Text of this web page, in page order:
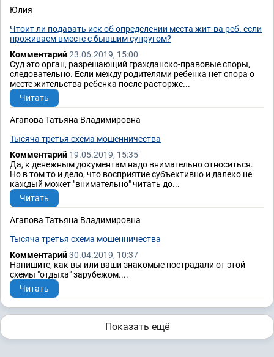
Юлия
Чтоит ли подавать иск об определении места жит-ва реб. если
проживаем вместе с бывшим супругом?
Комментарий23.06.2019, 15:00
Суд это орган, разрешающий гражданско-правовые споры,
следовательно. Если между родителями ребенка нет спора о
месте жительства ребенка после расторже...
Читать
Агапова Татьяна Владимировна
Тысяча третья схема мошенничества
Комментарий 19.05.2019, 15:35
Да, к денежным документам надо внимательно относиться.
Но в том то и дело, что восприятие субъективно и далеко не
каждый может "внимательно" читать до...
Читать
Агапова Татьяна Владимировна
Тысяча третья схема мошенничества
Комментарий30.04.2019, 10:37
Напишите, как вы или ваши знакомые пострадали от этой
схемы "отдыха" зарубежом....
Читать
Показать ещё